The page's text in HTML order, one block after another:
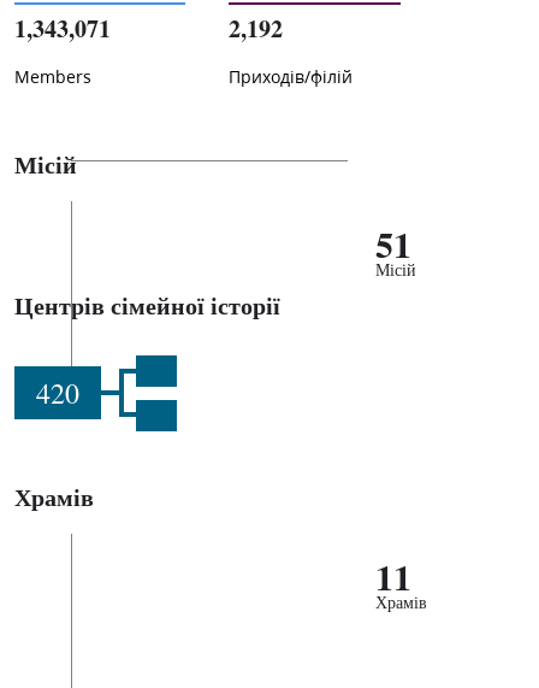
1,343,071
Members
2,192
Приходів/філій
Місій
51
Місій
Центрів сімейної історії
420
Храмів
11
Храмів